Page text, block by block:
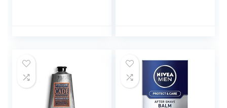
te voorkomen, 118
ml (Geurend)
crème mannen
verzorging
gevoelige huid
(Fresh)